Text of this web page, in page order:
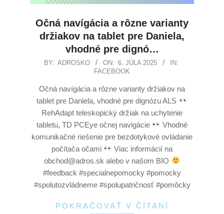
Očná navígácia a rôzne varianty
držiakov na tablet pre Daniela,
vhodné pre dignó…
BY: ADROSKO ON: 6. JÚLA 2025
IN:
FACEBOOK
Očná navígácia a rôzne varianty držiakov na
tablet pre Daniela, vhodné pre dignózu ALS
RehAdapt teleskopický držiak na uchytenie
tabletu, TD PCEye očnej navigácie
Vhodné
komunikačné riešenie pre bezdotykové ovládanie
počítača očami
Viac informácií na
obchod@adros.sk alebo v našom BIO
#feedback #specialnepomocky #pomocky
#spolutozvládneme #spolupatričnosť #pomôcky
POKRAČOVAŤ V ČÍTANÍ